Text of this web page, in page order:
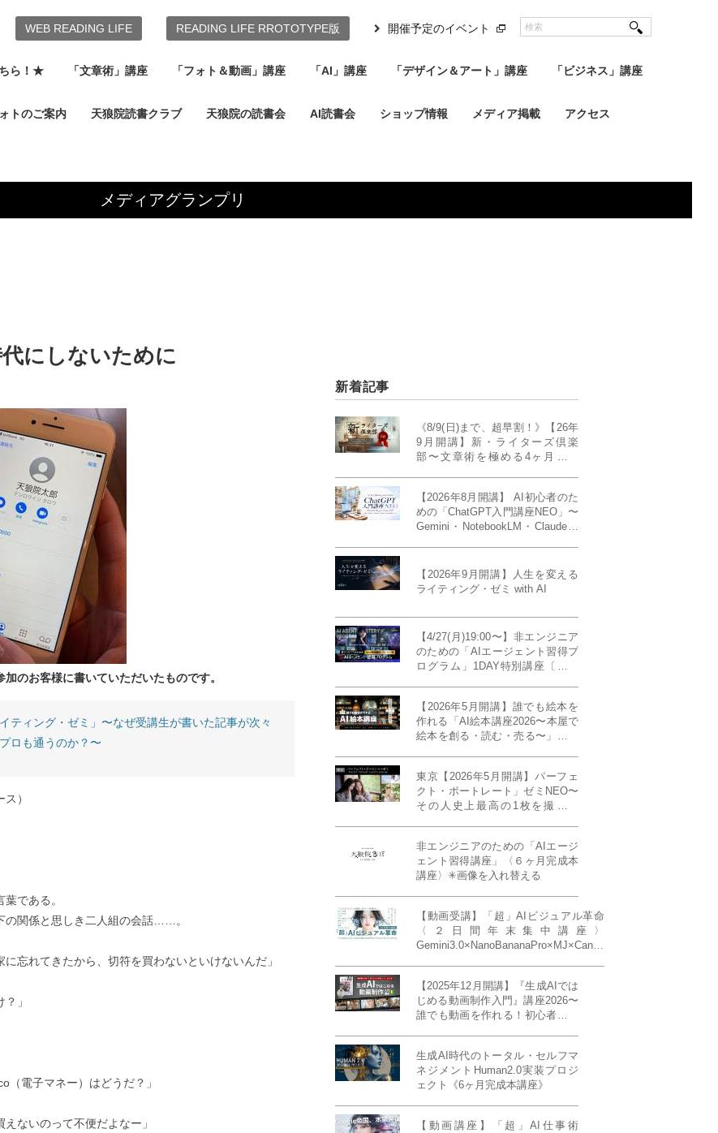
ら！★ 「文章術」講座 「フォト＆動画」講座 「AI」講座 「デザイン＆アート」講座 「ビジネス」講座
トのご案内 天狼院読書クラブ 天狼院の読書会 AI読書会 ショップ情報 メディア掲載 アクセス
WEB READING LIFE READING LIFE RROTOTYPE版 開催予定のイベント
メディアグランプリ
代にしないために
のお客様に書いていただいたものです。
ティング・ゼミ」〜なぜ受講生が書いた記事が次々
ロも通うのか？〜
）
である。
の関係と思しき二人組の会話……。
忘れてきたから、切符を買わないといけないんだ」
」
（電子マネー）はどうだ？」
ないのって不便だよなー」
新着記事
《8/9(日)まで、超早割！》【26年
9月開講】新・ライターズ倶楽
部〜文章術を極める4ヶ月講義
【2026年8月開講】 AI初心者のた
めの「ChatGPT入門講座NEO」〜
Gemini・NotebookLM・Claudeま
座〕
【2026年9月開講】人生を変える
ライティング・ゼミ with AI
【4/27(月)19:00〜】非エンジニア
のための「AIエージェント習得プ
ログラム」1DAY特別講座〔パワ
【2026年5月開講】誰でも絵本を
作れる「AI絵本講座2026〜本屋で
絵本を創る・読む・売る〜」イン
20名限定》
東京【2026年5月開講】パーフェ
クト・ポートレート」ゼミNEO〜
その人史上最高の1枚を撮る！
催）」《初参加大歓迎／12名限
定》
非エンジニアのための「AIエージ
ェント習得講座」〈６ヶ月完成本
講座〉✳︎画像を入れ替える
【動画受講】「超」AIビジュアル革命
〈２日間年末集中講座〉
Gemini3.0×NanoBananaPro×MJ×Canva
【2025年12月開講】『生成AIでは
じめる動画制作入門』講座2026〜
誰でも動画を作れる！初心者から
生成AI時代のトータル・セルフマ
ネジメントHuman2.0実装プロジ
ェクト《6ヶ月完成本講座》
【動画講座】「超」AI仕事術